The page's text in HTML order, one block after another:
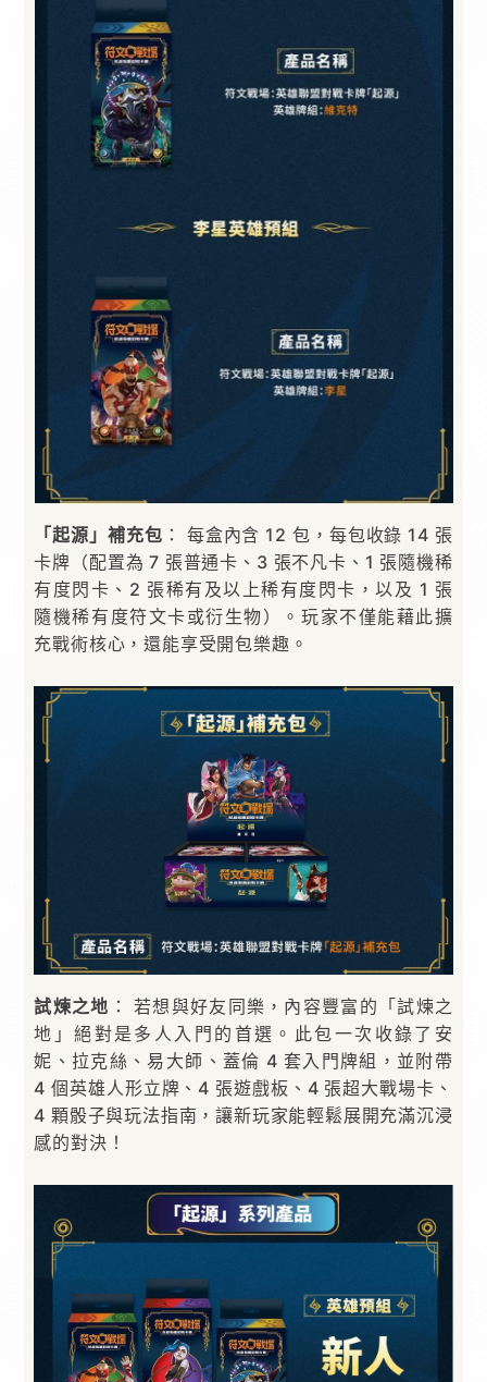
「起源」補充包 ： 每盒內含 12 包，每包收錄 14 張
卡牌（配置為 7 張普通卡、3 張不凡卡、1 張隨機稀
有度閃卡、2 張稀有及以上稀有度閃卡，以及 1 張
隨機稀有度符文卡或衍生物）。玩家不僅能藉此擴
充戰術核心，還能享受開包樂趣。
試煉之地 ： 若想與好友同樂，內容豐富的「試煉之
地」絕對是多人入門的首選。此包一次收錄了安
妮、拉克絲、易大師、蓋倫 4 套入門牌組，並附帶
4 個英雄人形立牌、4 張遊戲板、4 張超大戰場卡、
4 顆骰子與玩法指南，讓新玩家能輕鬆展開充滿沉浸
感的對決！